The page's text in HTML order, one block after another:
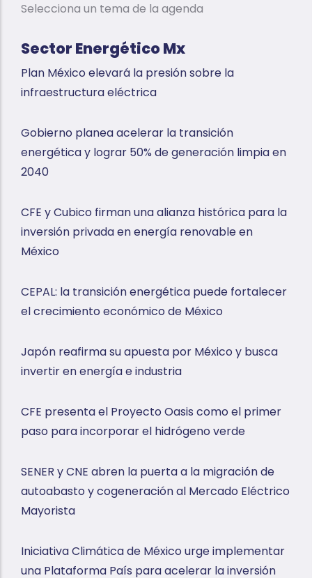
Selecciona un tema de la agenda
Sector Energético Mx
Plan México elevará la presión sobre la
infraestructura eléctrica
Gobierno planea acelerar la transición
energética y lograr 50% de generación limpia en
2040
CFE y Cubico firman una alianza histórica para la
inversión privada en energía renovable en
México
CEPAL: la transición energética puede fortalecer
el crecimiento económico de México
Japón reafirma su apuesta por México y busca
invertir en energía e industria
CFE presenta el Proyecto Oasis como el primer
paso para incorporar el hidrógeno verde
SENER y CNE abren la puerta a la migración de
autoabasto y cogeneración al Mercado Eléctrico
Mayorista
Iniciativa Climática de México urge implementar
una Plataforma País para acelerar la inversión